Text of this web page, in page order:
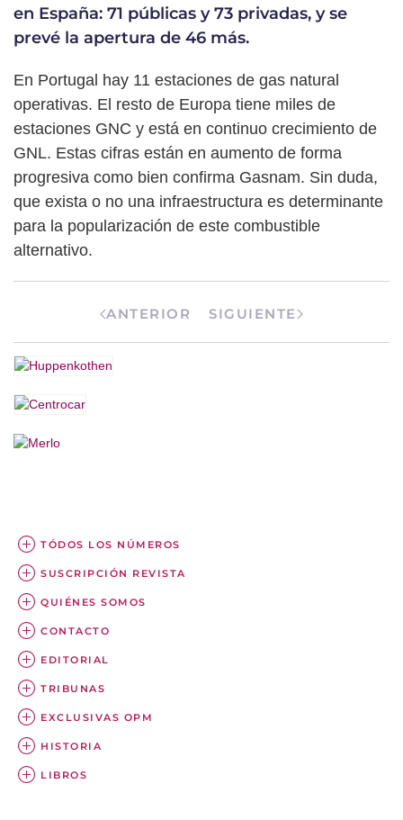
en España: 71 públicas y 73 privadas, y se
prevé la apertura de 46 más.
En Portugal hay 11 estaciones de gas natural
operativas. El resto de Europa tiene miles de
estaciones GNC y está en continuo crecimiento de
GNL. Estas cifras están en aumento de forma
progresiva como bien confirma Gasnam. Sin duda,
que exista o no una infraestructura es determinante
para la popularización de este combustible
alternativo.
ANTERIOR SIGUIENTE
TÓDOS LOS NÚMEROS
SUSCRIPCIÓN REVISTA
QUIÉNES SOMOS
CONTACTO
EDITORIAL
TRIBUNAS
EXCLUSIVAS OPM
HISTORIA
LIBROS